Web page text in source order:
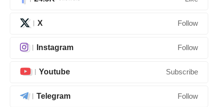
X Follow
Instagram Follow
Youtube Subscribe
Telegram Follow